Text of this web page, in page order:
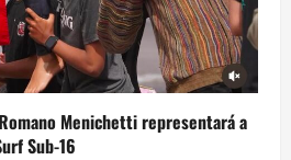
Menichetti representará a
Sub-16